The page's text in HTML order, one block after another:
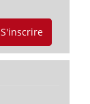
S'inscrire